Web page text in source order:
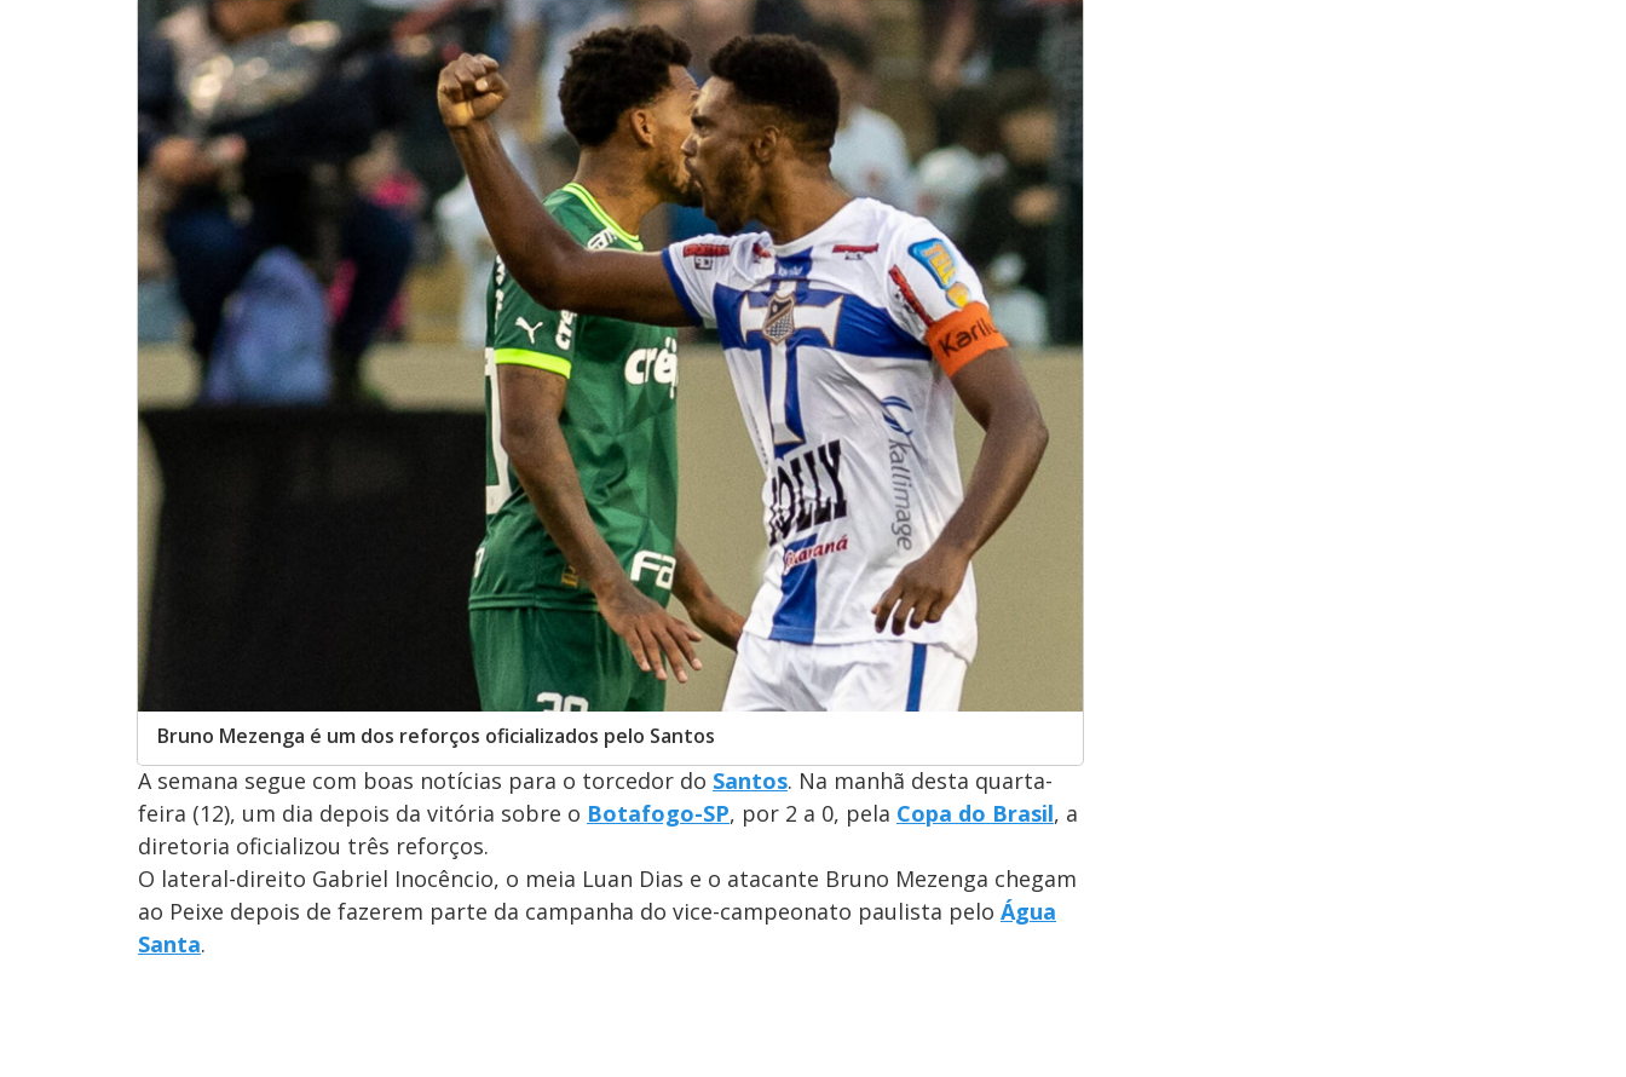
Bruno Mezenga é um dos reforços oficializados pelo Santos
A semana segue com boas notícias para o torcedor do Santos. Na manhã desta quarta-
feira (12), um dia depois da vitória sobre o Botafogo-SP, por 2 a 0, pela Copa do Brasil, a
diretoria oficializou três reforços.
O lateral-direito Gabriel Inocêncio, o meia Luan Dias e o atacante Bruno Mezenga chegam
ao Peixe depois de fazerem parte da campanha do vice-campeonato paulista pelo Água
Santa.